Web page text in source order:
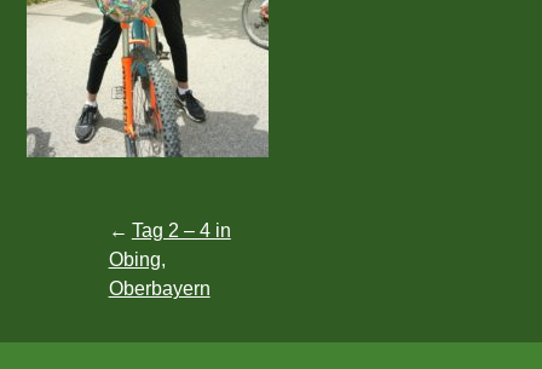
Beitragsnavigation
Tag 2 – 4 in
Obing,
Oberbayern